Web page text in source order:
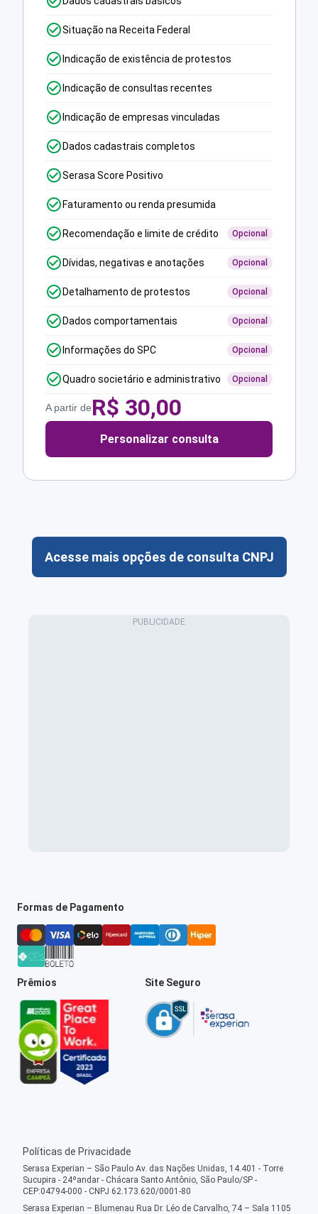
Situação na Receita Federal
Indicação de existência de protestos
Indicação de consultas recentes
Indicação de empresas vinculadas
Dados cadastrais completos
Serasa Score Positivo
Faturamento ou renda presumida
Recomendação e limite de crédito Opcional
Dívidas, negativas e anotações Opcional
Detalhamento de protestos Opcional
Dados comportamentais Opcional
Informações do SPC Opcional
Quadro societário e administrativo Opcional
A partir deR$ 30,00
Personalizar consulta
Acesse mais opções de consulta CNPJ
Formas de Pagamento
Prêmios Site Seguro
Políticas de Privacidade
Serasa Experian – São Paulo Av. das Nações Unidas, 14.401 - Torre
Sucupira - 24ºandar - Chácara Santo Antônio, São Paulo/SP -
CEP:04794-000 - CNPJ 62.173.620/0001-80
Serasa Experian – Blumenau Rua Dr. Léo de Carvalho, 74 – Sala 1105